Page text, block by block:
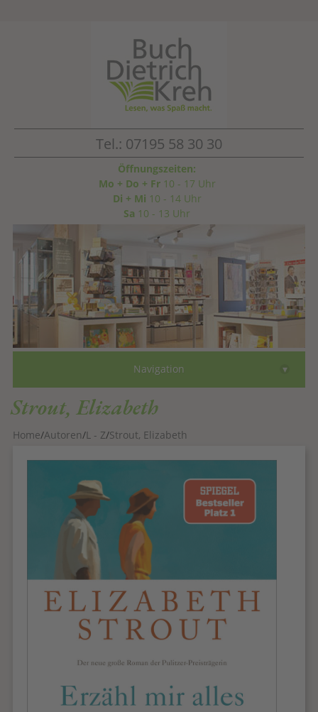
Tel.: 07195 58 30 30
Öffnungszeiten:
Mo + Do + Fr10 - 17 Uhr
Di + Mi 10 - 14 Uhr
Sa 10 - 13 Uhr
Bücher
Autoren
Comics
Faksimile
Über
Kontakt
zum Shop
Navigation ▾
Strout, Elizabeth
Home Autoren L - Z Strout, Elizabeth